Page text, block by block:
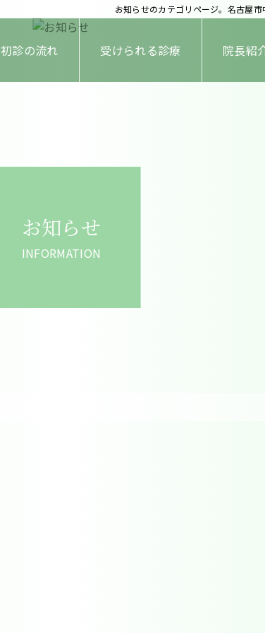
お知らせのカテゴリページ。名古屋
初診の流れ 受けられる診療 院長紹
お知らせ
INFORMATION